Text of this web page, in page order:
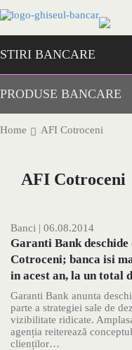
to
STIRI BANCARE
PRODUSE BANCARE
Home AFI Cotroceni
AFI Cotroceni
Banci | 06.08.2014
Garanti Bank
Cotroceni; banca isi
in acest an, la un total
Garanti Bank anunta
parte a strategiei sale de
vizibilitate ridicate.
agenția reiterează
clienților…